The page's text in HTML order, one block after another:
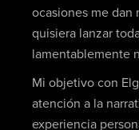
ocasiones me dan
quisiera lanzar
lamentablemente
Mi objetivo con
atención a la
experiencia